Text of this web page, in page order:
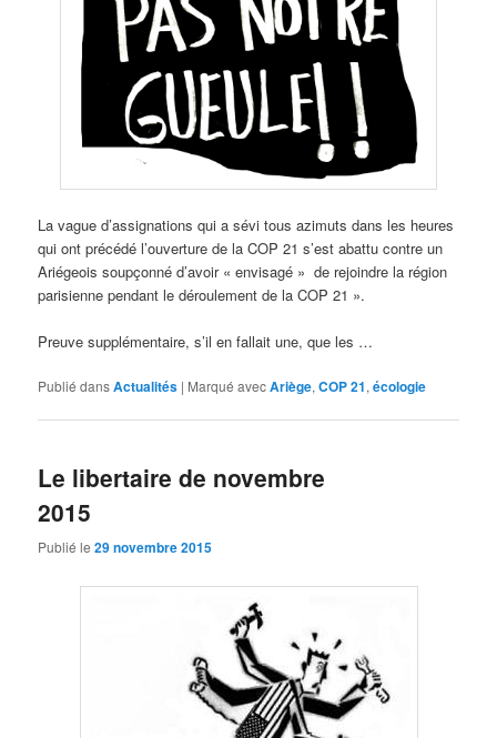
La vague d’assignations qui a sévi tous azimuts dans les heures
qui ont précédé l’ouverture de la COP 21 s’est abattu contre un
Ariégeois soupçonné d’avoir « envisagé » de rejoindre la région
parisienne pendant le déroulement de la COP 21 ».
Preuve supplémentaire, s’il en fallait une, que les …
Publié dansActualités | Marqué avecAriège,COP 21,écologie
Le libertaire de novembre
2015
Publié le29 novembre 2015